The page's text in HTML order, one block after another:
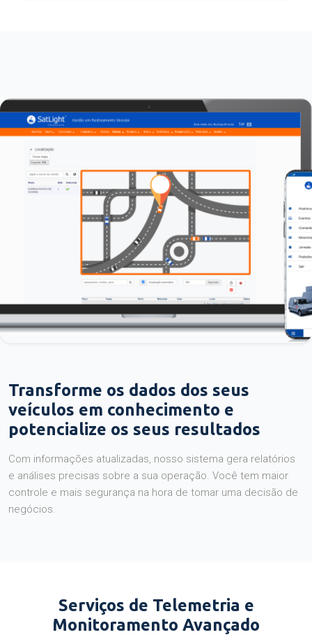
Transforme os dados dos seus
veículos em conhecimento e
potencialize os seus resultados
Com informações atualizadas, nosso sistema gera relatórios
e análises precisas sobre a sua operação. Você tem maior
controle e mais segurança na hora de tomar uma decisão de
negócios.
Serviços de Telemetria e
Monitoramento Avançado